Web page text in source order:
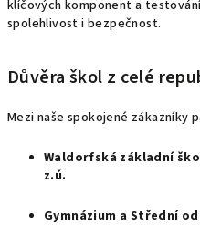
klíčových komponent a
spolehlivost i bezpečnost.
Důvěra škol z celé
Mezi naše spokojené zákazníky
Waldorfská základní
z.ú.
Gymnázium a Střední